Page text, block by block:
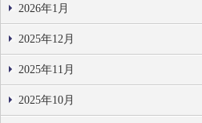
2026年1月
2025年12月
2025年11月
2025年10月